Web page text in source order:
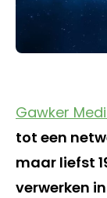
Gawker
tot een
maar liefst
verwerken